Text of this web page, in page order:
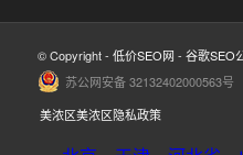
© Copyright - 低价SEO网 - 谷歌SEO
苏公网安备 32132402000563号
美浓区美浓区隐私政策